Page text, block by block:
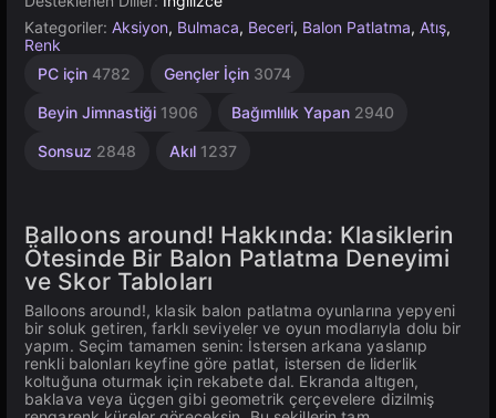
Kategoriler: Aksiyon, Bulmaca, Beceri, Balon Patlatma, Atış,
Renk
PC için 4782 Gençler İçin 3074
Beyin Jimnastiği 1906 Bağımlılık Yapan 2940
Sonsuz 2848 Akıl 1237
Renk
274
Çeviklik
Masaüstü
1
4145
Zamanlama
Bebek
Yüksek
3570
Basit
Çocuklar
1480
Tarayıcı
Balloons around! Hakkında: Klasiklerin
Ötesinde Bir Balon Patlatma Deneyimi
ve Skor Tabloları
Balloons around!, klasik balon patlatma oyunlarına yepyeni
bir soluk getiren, farklı seviyeler ve oyun modlarıyla dolu bir
yapım. Seçim tamamen senin: İstersen arkana yaslanıp
renkli balonları keyfine göre patlat, istersen de liderlik
koltuğuna oturmak için rekabete dal. Ekranda altıgen,
baklava veya üçgen gibi geometrik çerçevelere dizilmiş